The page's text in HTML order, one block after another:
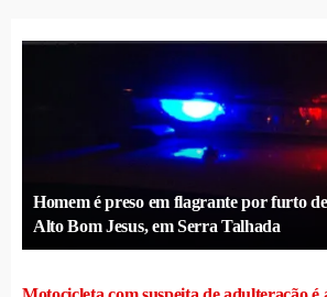
Homem é preso em flagrante por furto
Alto Bom Jesus, em Serra Talhada